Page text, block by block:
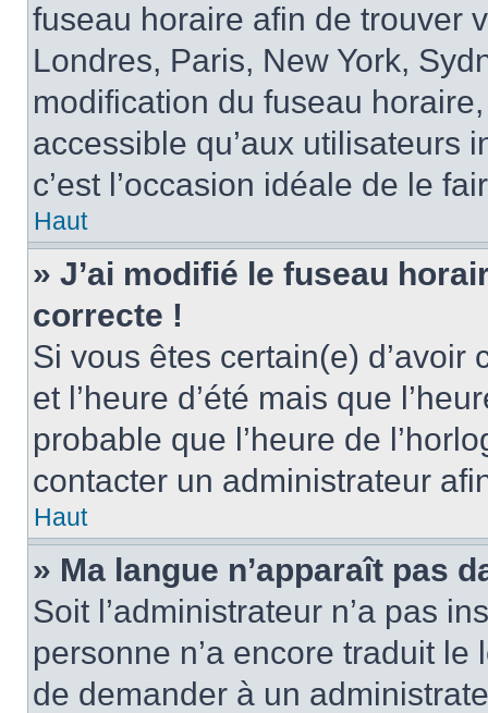
fuseau horaire afin de trouver
Londres, Paris, New York,
modification du fuseau
accessible qu’aux utilisateurs
c’est l’occasion idéale de le
Haut
» J’ai modifié le fuseau
correcte !
Si vous êtes certain(e)
et l’heure d’été mais que
probable que l’heure de
contacter un administrateur
Haut
» Ma langue n’apparaît pas
Soit l’administrateur n’a pas
personne n’a encore traduit
de demander à un